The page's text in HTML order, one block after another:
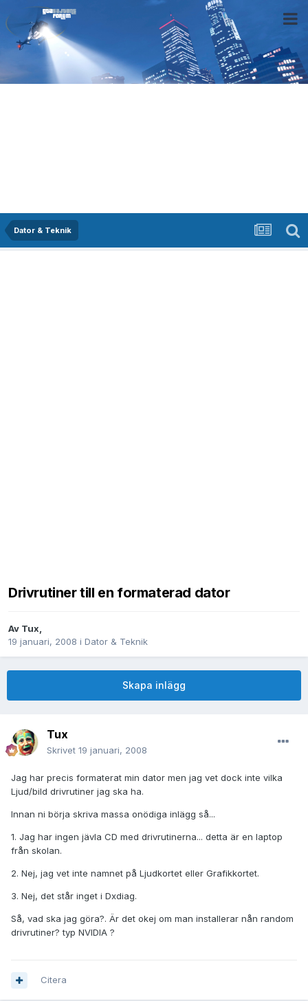
Dator & Teknik
Drivrutiner till en formaterad dator
Av Tux,
19 januari, 2008 i Dator & Teknik
Skapa inlägg
Tux
Skrivet 19 januari, 2008
Jag har precis formaterat min dator men jag vet dock inte vilka
Ljud/bild drivrutiner jag ska ha.
Innan ni börja skriva massa onödiga inlägg så...
1. Jag har ingen jävla CD med drivrutinerna... detta är en laptop
från skolan.
2. Nej, jag vet inte namnet på Ljudkortet eller Grafikkortet.
3. Nej, det står inget i Dxdiag.
Så, vad ska jag göra?. Är det okej om man installerar nån random
drivrutiner? typ NVIDIA ?
Citera